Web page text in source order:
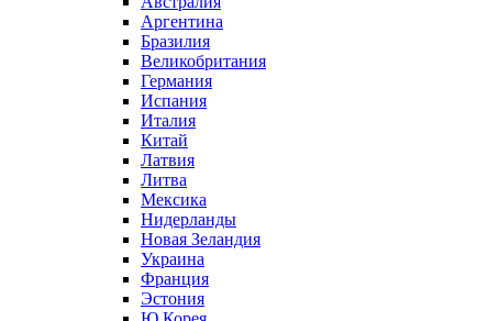
Аргентина
Бразилия
Великобритания
Германия
Испания
Италия
Китай
Латвия
Литва
Мексика
Нидерланды
Новая Зеландия
Украина
Франция
Эстония